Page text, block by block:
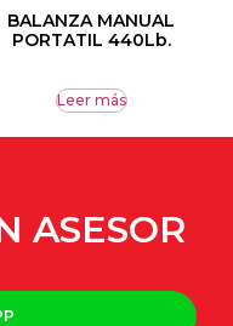
BALANZA MANUAL
PORTATIL 440Lb.
Leer más
ASESOR